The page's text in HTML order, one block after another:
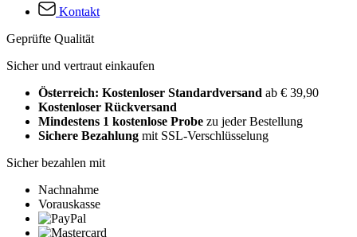
Kontakt
Geprüfte Qualität
Sicher und vertraut einkaufen
Österreich: Kostenloser Standardversand ab € 39,90
Kostenloser Rückversand
Mindestens 1 kostenlose Probe zu jeder Bestellung
Sichere Bezahlung mit SSL-Verschlüsselung
Sicher bezahlen mit
Nachnahme
Vorauskasse